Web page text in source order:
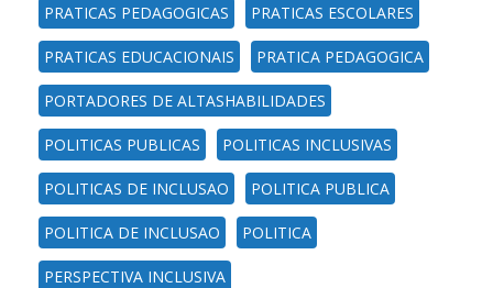
PRATICAS PEDAGOGICAS PRATICAS ESCOLARES
PRATICAS EDUCACIONAIS PRATICA PEDAGOGICA
PORTADORES DE ALTASHABILIDADES
POLITICAS PUBLICAS POLITICAS INCLUSIVAS
POLITICAS DE INCLUSAO POLITICA PUBLICA
POLITICA DE INCLUSAO POLITICA
PERSPECTIVA INCLUSIVA